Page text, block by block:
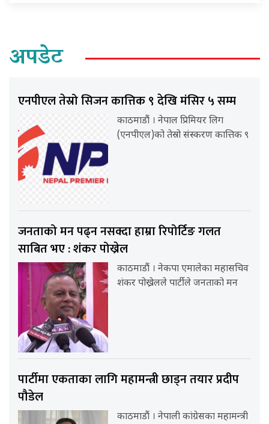
अपडेट
एनपीएल तेस्रो सिजन कात्तिक ९ देखि मंसिर ५ सम्म
काठमाडौं । नेपाल प्रिमियर लिग
(एनपीएल)को तेस्रो संस्करण कात्तिक ९
जनताको मन पढ्न नसक्दा हाम्रा रिपोर्टिङ गलत
साबित भए : शंकर पोख्रेल
काठमाडौं । नेकपा एमालेका महासचिव
शंकर पोख्रेलले पार्टीले जनताको मन
पार्टीमा एकताका लागि महामन्त्री छाड्न तयार प्रदीप
पौडेल
काठमाडौं । नेपाली कांग्रेसका महामन्त्री